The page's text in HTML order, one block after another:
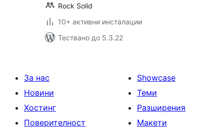
Rock Solid
10+ активни инсталации
Тествано до 5.3.22
За нас
Новини
Хостинг
Поверителност
Showcase
Теми
Разширения
Макети